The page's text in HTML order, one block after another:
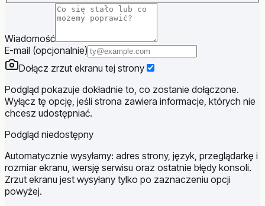
Wiadomość
E-mail (opcjonalnie)
Dołącz zrzut ekranu tej strony
Podgląd pokazuje dokładnie to, co zostanie dołączone.
Wyłącz tę opcję, jeśli strona zawiera informacje, których nie
chcesz udostępniać.
Podgląd niedostępny
Automatycznie wysyłamy: adres strony, język, przeglądarkę i
rozmiar ekranu, wersję serwisu oraz ostatnie błędy konsoli.
Zrzut ekranu jest wysyłany tylko po zaznaczeniu opcji
powyżej.